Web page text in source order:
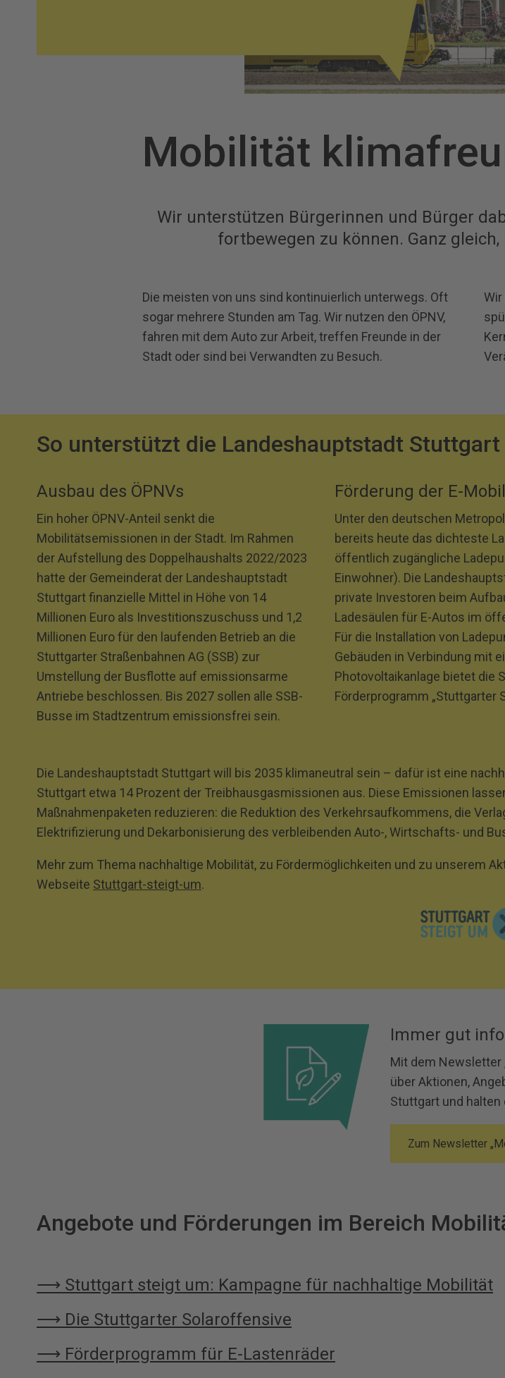
Mobilität
Wir unterstützen Bürgerinnen und Bürger
fortbewegen zu können. Ganz
Die meisten von uns sind kontinuierlich unterwegs. Oft
sogar mehrere Stunden am Tag. Wir nutzen den ÖPNV,
fahren mit dem Auto zur Arbeit, treffen Freunde in der
Stadt oder sind bei Verwandten zu Besuch.
So unterstützt die Landeshauptstadt Stuttgart
Ausbau des ÖPNVs
Ein hoher ÖPNV-Anteil senkt die
Mobilitätsemissionen in der Stadt. Im Rahmen
der Aufstellung des Doppelhaushalts 2022/2023
hatte der Gemeinderat der Landeshauptstadt
Stuttgart finanzielle Mittel in Höhe von 14
Millionen Euro als Investitionszuschuss und 1,2
Millionen Euro für den laufenden Betrieb an die
Stuttgarter Straßenbahnen AG (SSB) zur
Umstellung der Busflotte auf emissionsarme
Antriebe beschlossen. Bis 2027 sollen alle SSB‐
Busse im Stadtzentrum emissionsfrei sein.
Förderung der E-
Unter den deutschen
bereits heute das dichteste
öffentlich zugängliche
Einwohner). Die
private Investoren beim
Ladesäulen für E-Autos im
Für die Installation von
Gebäuden in Verbindung mit
Photovoltaikanlage bietet die
Förderprogramm „Stuttgarter
Die Landeshauptstadt Stuttgart will bis 2035 klimaneutral sein – dafür ist eine
Stuttgart etwa 14 Prozent der Treibhausgasmissionen aus. Diese Emissionen
Maßnahmenpaketen reduzieren: die Reduktion des Verkehrsaufkommens, die
Elektrifizierung und Dekarbonisierung des verbleibenden Auto‐, Wirtschafts‐ und
Mehr zum Thema nachhaltige Mobilität, zu Fördermöglichkeiten und zu unserem
Webseite Stuttgart-steigt-um.
Immer gut
Mit dem Newsletter
über Aktionen,
Stuttgart und
Zum Newsletter
Angebote und Förderungen im Bereich
⟶ Stuttgart steigt um: Kampagne für nachhaltige Mobilität
⟶ Die Stuttgarter Solaroffensive
⟶ Förderprogramm für E-Lastenräder